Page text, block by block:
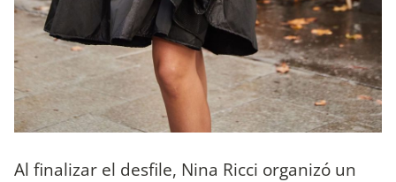
Al finalizar el desfile, Nina Ricci organizó un